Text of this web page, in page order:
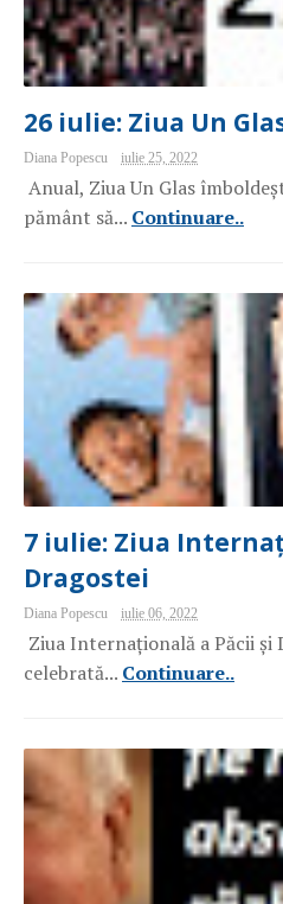
26 iulie: Ziua Un
Diana Popescu iulie 25, 2022
Anual, Ziua Un Glas
pământ să... Continuare..
7 iulie: Ziua
Dragostei
Diana Popescu iulie 06, 2022
Ziua Internațională a Păcii și
celebrată... Continuare..